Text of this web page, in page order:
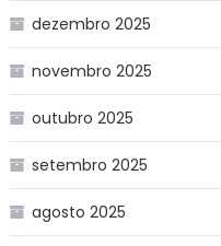
dezembro 2025
novembro 2025
outubro 2025
setembro 2025
agosto 2025